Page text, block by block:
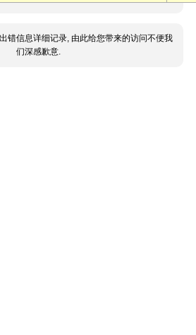
错信息详细记录, 由此给您带来的访问不便我
们深感歉意.